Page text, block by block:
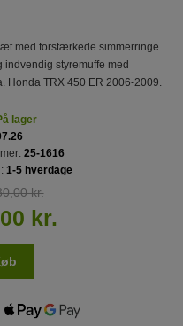
med forstærkede simmerringe.
indvendig styremuffe med
Honda TRX 450 ER 2006-2009.
lager
25-1616
1-5 hverdage
kr.
kr.